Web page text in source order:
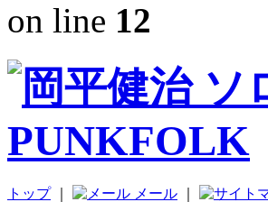
on line 12
トップ｜ メール